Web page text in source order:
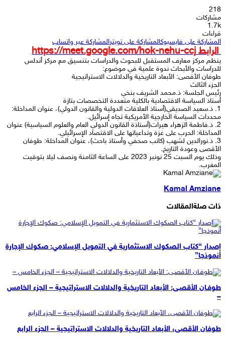
218
مشاركات
1.7k
قراءات
المشاركة على فايسبوكالمشاركة على تويترالمشاركة عبر واتساب
الرابط https://meet.google.com/hok-nehu-ccj
ينظم مركز معارف المستقبل للبحوث والدراسات بتنسيق مع مركز أندلس
للدراسات والأبحاث ندوة علمية في موضوع:
طوفان الأقصى: الأبعاد التاريخية والدلالات الاستراتيجية
الجزء الثالث
رئيس الجلسة: ذ.محمد الشريف بنخي
أستاذ السياسة الاقتصادية بالكلية متعددة التخصصات بتازة
1. ذ.سعيد الصديقي(أستاذ العلاقات الدولية والقانون الدولي)، عنوان المداخلة:
محددات السياسة الخارجية الأمريكية تجاه إسرائيل.
2. ذ.فاطمة الزهراء هيرات(أستاذة القانون الدولي العام والعلوم السياسية) عنوان
المداخلة: الحرب على غزة وتداعياتها على الاقتصاد الإسرائيلي.
3. ذ.نورالدين لشهب (كاتب صحفي وأستاذ باحث)، عنوان المداخلة: طوفان
الأقصى وعودة التاريخ.
وذلك يوم السبت 25 نونبر 2023 على الساعة الثامنة ونصف ليلا بتوقيت
المغرب.
Kamal Amziane
ذات صلةالمقالات
إصدار “كتاب الصكوك الاستثمارية في التمويل الإسلامي: صكوك الإجارة
أنموذجا”
طوفـان الأقصـى: الأبعاد التاريخية والدلالات الاستراتيجية – الجزء الخامس
–
طوفان الأقصى، الأبعاد التاريخية والدلالات الاستراتيجية – الجزء الرابع